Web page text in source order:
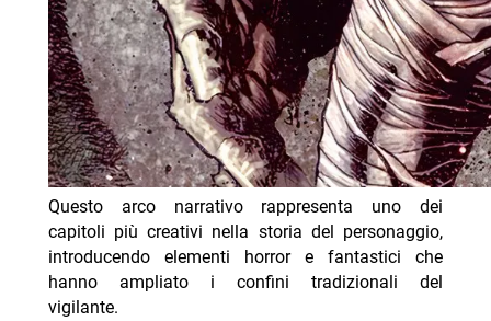
Questo arco narrativo rappresenta uno dei
capitoli più creativi nella storia del personaggio,
introducendo elementi horror e fantastici che
hanno ampliato i confini tradizionali del
vigilante.